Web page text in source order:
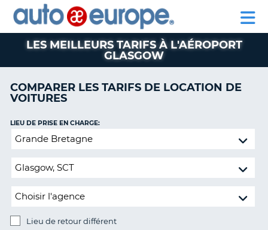
LOCATION
DE
VOITURES
CAMPING-
CAR
PARTENAIRE
SUPPORT
CLIENT
AUTO
EUROPE
LOCATION
DE
VOITURES
CAR
PARTENAIRE
CLIENT
MON
GÉRER
RÉSERVATION
CANADA
LES MEILLEURS TARIFS À L'AÉROPORT
GLASGOW
COMPARER LES TARIFS DE LOCATION DE
VOITURES
Lieu
retour
LIEU DE PRISE EN CHARGE:
Lieu de retour différent